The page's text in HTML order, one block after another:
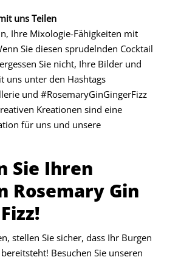
uns Teilen
Ihre Mixologie-Fähigkeiten mit
Sie diesen sprudelnden Cocktail
Sie nicht, Ihre Bilder und
uns unter den Hashtags
und #RosemaryGinGingerFizz
Kreationen sind eine
für uns und unsere
Sie Ihren
Rosemary Gin
stellen Sie sicher, dass Ihr Burgen
Besuchen Sie unseren